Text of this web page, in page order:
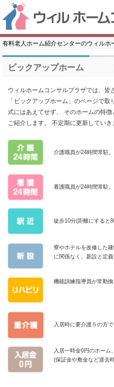
有料老人ホーム紹介センターのウィルホ
ピックアップホーム
ウィルホームコンサルプラザでは、皆
「ピックアップホーム」のページで取
式にはあえてせず、
そのホームの特
ご紹介します。
不定期に更新していき
介護職員が24時間常駐。
看護職員が24時間常駐。
徒歩10分(距離にすると
寮やホテルを改修した
に関係なく、新設と定義
機能訓練指導員が常勤換
入居時に要介護５の方で
入居一時金0円のホーム。
(保証金や敷金など退去